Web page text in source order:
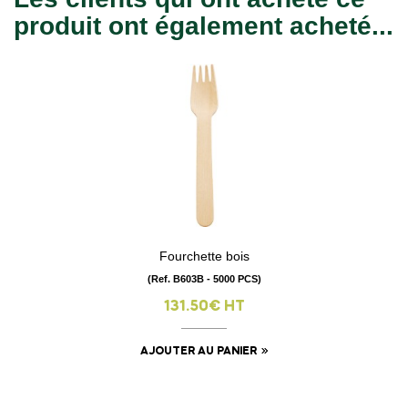
produit ont également acheté...
Fourchette bois
(Ref. B603B - 5000 PCS)
131.50€ HT
AJOUTER AU PANIER